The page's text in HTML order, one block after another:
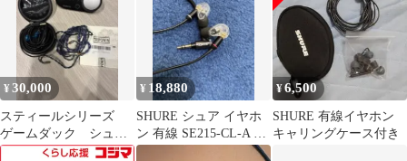
¥30,000
スティールシリーズ
ゲームダック シュ
ア se215
¥ 18,880
SHURE シュア イヤホ
ン 有線 SE215-CL-A ク
リア : 高遮音性
¥6,500
SHURE 有線イヤホン
キャリングケース付き